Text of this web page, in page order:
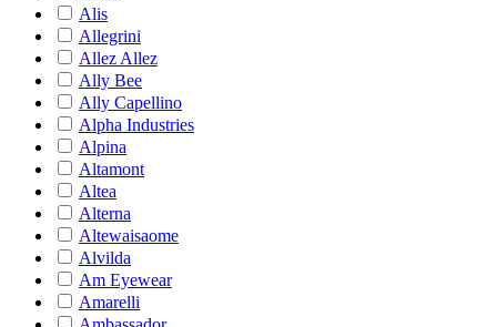
Alis
Allegrini
Allez Allez
Ally Bee
Ally Capellino
Alpha Industries
Alpina
Altamont
Altea
Alterna
Altewaisaome
Alvilda
Am Eyewear
Amarelli